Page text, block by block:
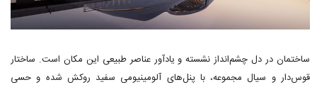
ساختمان در دل چشم‌انداز نشسته و یادآور عناصر طبیعی این مکان است. ساختار
قوس‌دار و سیال مجموعه، با پنل‌های آلومینیومی سفید روکش شده و حسی